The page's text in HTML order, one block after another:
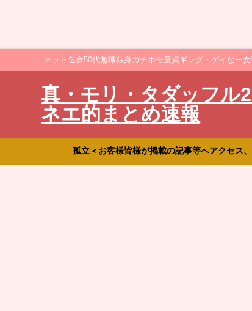
ネット乞食50代無職独身ガチホモ童貞ギング・ゲイなー
真・モリ・タダッフル
ネエ的まとめ速報
孤立＜お客様皆様が掲載の記事等へアクセス